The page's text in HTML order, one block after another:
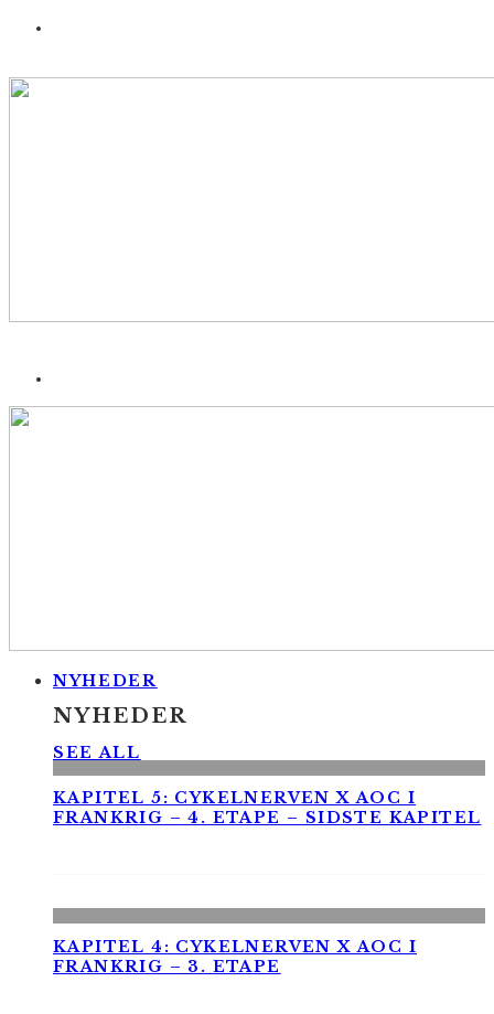
NYHEDER
NYHEDER
SEE ALL
KAPITEL 5: CYKELNERVEN X AOC I
FRANKRIG – 4. ETAPE – SIDSTE KAPITEL
KAPITEL 4: CYKELNERVEN X AOC I
FRANKRIG – 3. ETAPE